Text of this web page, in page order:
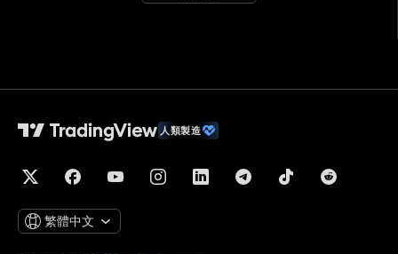
人類製造
繁體中文